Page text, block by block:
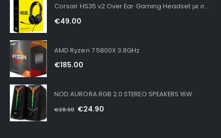
Corsair HS35 v2 Over Ear Gaming Headset με σύνδεση 3.5mm Carbon for PC / PS4 / XBOX
€49.00
AMD Ryzen 7 5800X 3.8GHz
€185.00
NOD AURORA RGB 2.0 STEREO SPEAKERS 16W
€28.90 €24.90